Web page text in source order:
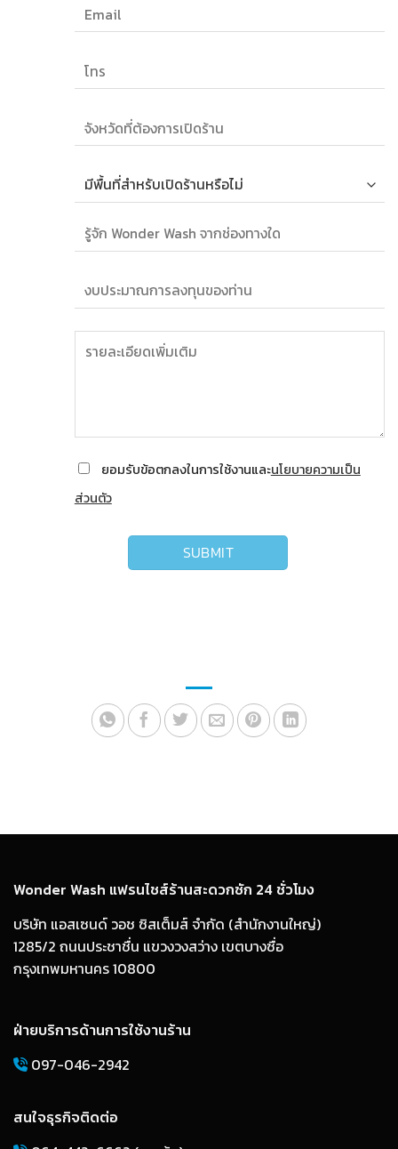
ยอมรับข้อตกลงในการใช้งานและนโยบายความเป็น
ส่วนตัว
Wonder Wash แฟรนไชส์ร้านสะดวกซัก 24 ชั่วโมง
บริษัท แอสเซนด์ วอช ซิสเต็มส์ จำกัด (สำนักงานใหญ่)
1285/2 ถนนประชาชื่น แขวงวงสว่าง เขตบางซื่อ
กรุงเทพมหานคร 10800
ฝ่ายบริการด้านการใช้งานร้าน
097-046-2942
สนใจธุรกิจติดต่อ